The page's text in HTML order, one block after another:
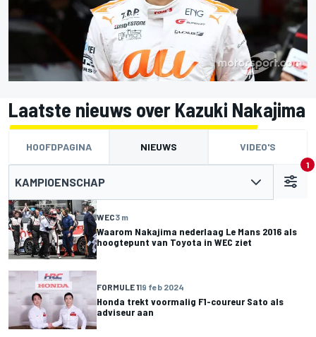
Laatste nieuws over Kazuki Nakajima
HOOFDPAGINA NIEUWS VIDEO'S
KAMPIOENSCHAP
1
WEC3 m
Waarom Nakajima nederlaag Le Mans 2016 als
hoogtepunt van Toyota in WEC ziet
FORMULE 119 feb 2024
Honda trekt voormalig F1-coureur Sato als
adviseur aan